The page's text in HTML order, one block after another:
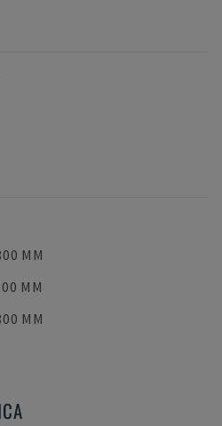
MM
MM
MM